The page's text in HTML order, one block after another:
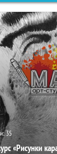
35
«Рисунки